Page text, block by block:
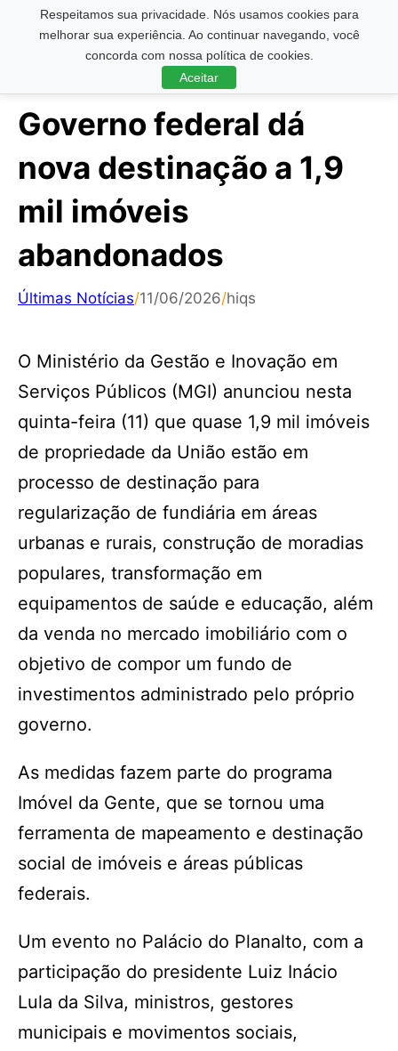
Respeitamos sua privacidade. Nós usamos cookies para
melhorar sua experiência. Ao continuar navegando, você
concorda com nossa política de cookies.
Aceitar
Pesquisar ...
Governo federal dá
nova destinação a 1,9
mil imóveis
abandonados
Últimas Notícias/11/06/2026/hiqs
O Ministério da Gestão e Inovação em
Serviços Públicos (MGI) anunciou nesta
quinta-feira (11) que quase 1,9 mil imóveis
de propriedade da União estão em
processo de destinação para
regularização de fundiária em áreas
urbanas e rurais, construção de moradias
populares, transformação em
equipamentos de saúde e educação, além
da venda no mercado imobiliário com o
objetivo de compor um fundo de
investimentos administrado pelo próprio
governo.
As medidas fazem parte do programa
Imóvel da Gente, que se tornou uma
ferramenta de mapeamento e destinação
social de imóveis e áreas públicas
federais.
Um evento no Palácio do Planalto, com a
participação do presidente Luiz Inácio
Lula da Silva, ministros, gestores
municipais e movimentos sociais,